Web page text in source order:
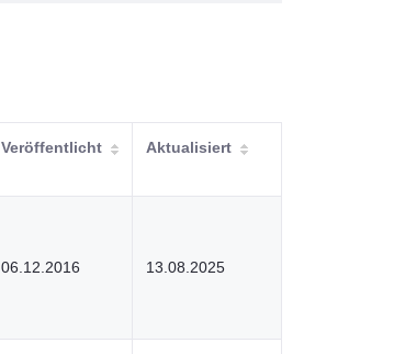
Veröffentlicht Aktualisiert
06.12.2016 13.08.2025